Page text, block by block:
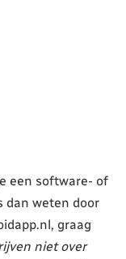
een software- of
dan weten door
graag
niet over